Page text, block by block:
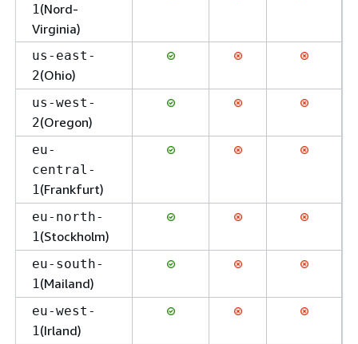
1(Nord-
Virginia)
us-east-
2(Ohio)
us-west-
2(Oregon)
eu-
central-
1(Frankfurt)
eu-north-
1(Stockholm)
eu-south-
1(Mailand)
eu-west-
1(Irland)